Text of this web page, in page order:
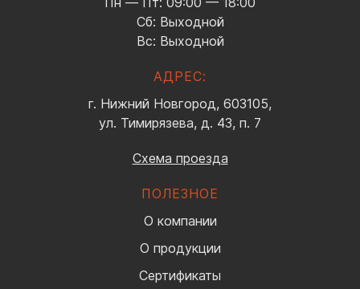
Сб: Выходной
Вс: Выходной
АДРЕС:
г. Нижний Новгород, 603105,
ул. Тимирязева, д. 43, п. 7
Схема проезда
ПОЛЕЗНОЕ
О компании
О продукции
Сертификаты